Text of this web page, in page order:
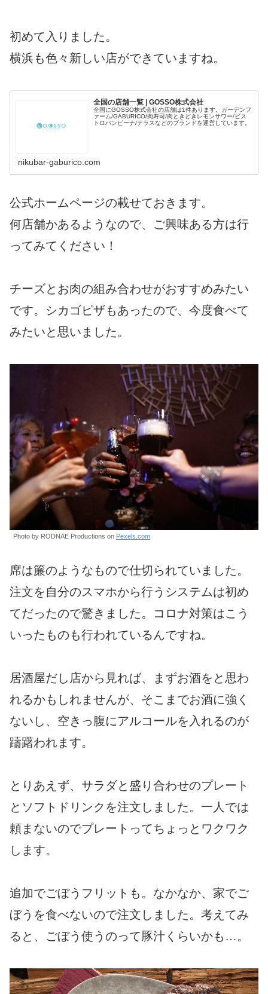
初めて入りました。
横浜も色々新しい店ができていますね。
全国の店舗一覧 | GOSSO株式会社
全国にGOSSO株式会社の店舗は1件あります。ガーデンフ
ァーム/GABURICO/肉寿司/肉ときどきレモンサワー/ビス
トロバンビーナ/テラスなどのブランドを運営しています。
nikubar-gaburico.com
公式ホームページの載せておきます。
何店舗かあるようなので、ご興味ある方は行
ってみてください！
チーズとお肉の組み合わせがおすすめみたい
です。シカゴピザもあったので、今度食べて
みたいと思いました。
Photo by RODNAE Productions on Pexels.com
席は簾のようなもので仕切られていました。
注文を自分のスマホから行うシステムは初め
てだったので驚きました。コロナ対策はこう
いったものも行われているんですね。
居酒屋だし店から見れば、まずお酒をと思わ
れるかもしれませんが、そこまでお酒に強く
ないし、空きっ腹にアルコールを入れるのが
躊躇われます。
とりあえず、サラダと盛り合わせのプレート
とソフトドリンクを注文しました。一人では
頼まないのでプレートってちょっとワクワク
します。
追加でごぼうフリットも。なかなか、家でご
ぼうを食べないので注文しました。考えてみ
ると、ごぼう使うのって豚汁くらいかも…。